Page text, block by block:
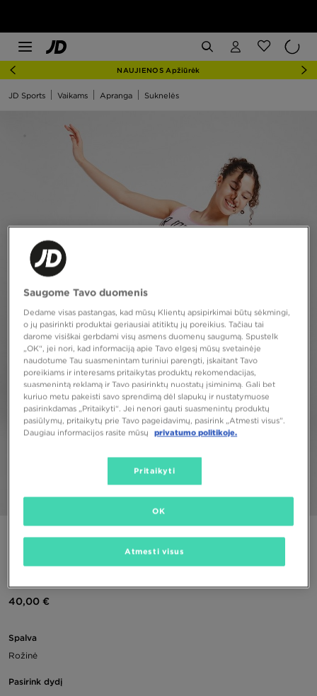
NAUJIENOS Apžiūrėk
JD Sports Vaikams Apranga Suknelės
PUIKUS PASIŪLYMAS
JORDAN SUKNELĖ HBR JERSEY TRENINGASS GIRL
40,00 €
Spalva
Rožinė
Pasirink dydį
Saugome Tavo duomenis
Dedame visas pastangas, kad mūsų Klientų apsipirkimai būtų sėkmingi,
o jų pasirinkti produktai geriausiai atitiktų jų poreikius. Tačiau tai
darome visiškai gerbdami visų asmens duomenų saugumą. Spustelk
„OK“, jei nori, kad informaciją apie Tavo elgesį mūsų svetainėje
naudotume Tau suasmenintam turiniui parengti, įskaitant Tavo
poreikiams ir interesams pritaikytas produktų rekomendacijas,
suasmenintą reklamą ir Tavo pasirinktų nuostatų įsiminimą. Gali bet
kuriuo metu pakeisti savo sprendimą dėl slapukų ir nustatymuose
pasirinkdamas „Pritaikyti“. Jei nenori gauti suasmenintų produktų
pasiūlymų, pritaikytų prie Tavo pageidavimų, pasirink „Atmesti visus”.
Daugiau informacijos rasite mūsų
privatumo politikoje.
Pritaikyti
Atmesti visus
OK